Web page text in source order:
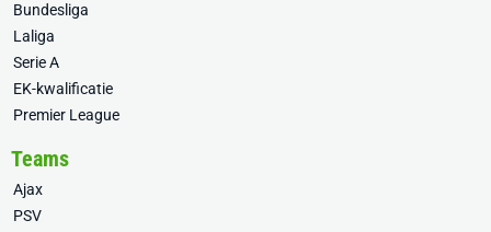
Bundesliga
Laliga
Serie A
EK-kwalificatie
Premier League
Teams
Ajax
PSV